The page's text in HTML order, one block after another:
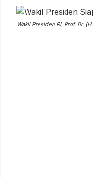
Wakil Presiden RI, Prof. Dr.